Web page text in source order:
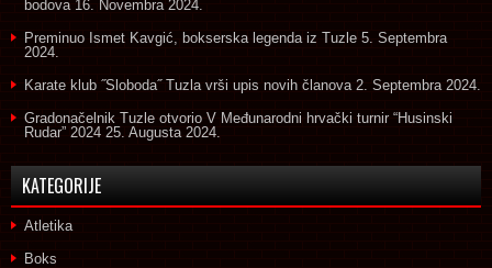
bodova 16. Novembra 2024.
Preminuo Ismet Kavgić, bokserska legenda iz Tuzle 5. Septembra
2024.
Karate klub ˝Sloboda˝ Tuzla vrši upis novih članova 2. Septembra 2024.
Gradonačelnik Tuzle otvorio V Međunarodni hrvački turnir “Husinski
Rudar” 2024 25. Augusta 2024.
KATEGORIJE
Atletika
Boks